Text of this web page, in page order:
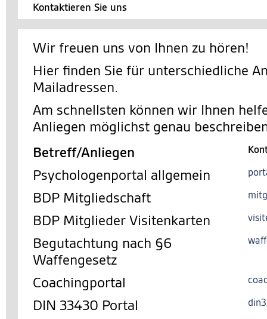
Kontaktieren Sie uns
Wir freuen uns von Ihnen zu hören!
Hier finden Sie für unterschiedliche
Mailadressen.
Am schnellsten können wir Ihnen
Anliegen möglichst genau
Betreff/Anliegen
Psychologenportal allgemein
BDP Mitgliedschaft
BDP Mitglieder Visitenkarten
Begutachtung nach §6
Waffengesetz
Coachingportal
DIN 33430 Portal